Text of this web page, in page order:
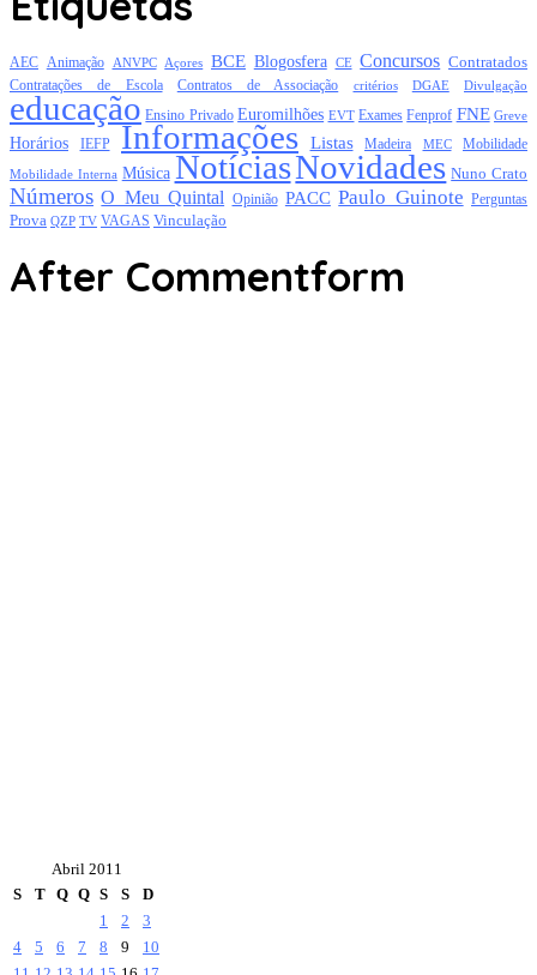
AEC Animação ANVPC Açores BCE Blogosfera CE Concursos Contratados
Contratações de Escola Contratos de Associação critérios DGAE Divulgação
educação Ensino Privado Euromilhões EVT Exames Fenprof FNE Greve
Horários IEFP Informações Listas Madeira MEC Mobilidade
Mobilidade Interna Música NotíciasNovidades Nuno Crato
Números O Meu Quintal Opinião PACC Paulo Guinote Perguntas
Prova QZP TV VAGAS Vinculação
After Commentform
Abril 2011
S
T Q Q S S
D
1
2
3
4
5 6 7 8 9
10